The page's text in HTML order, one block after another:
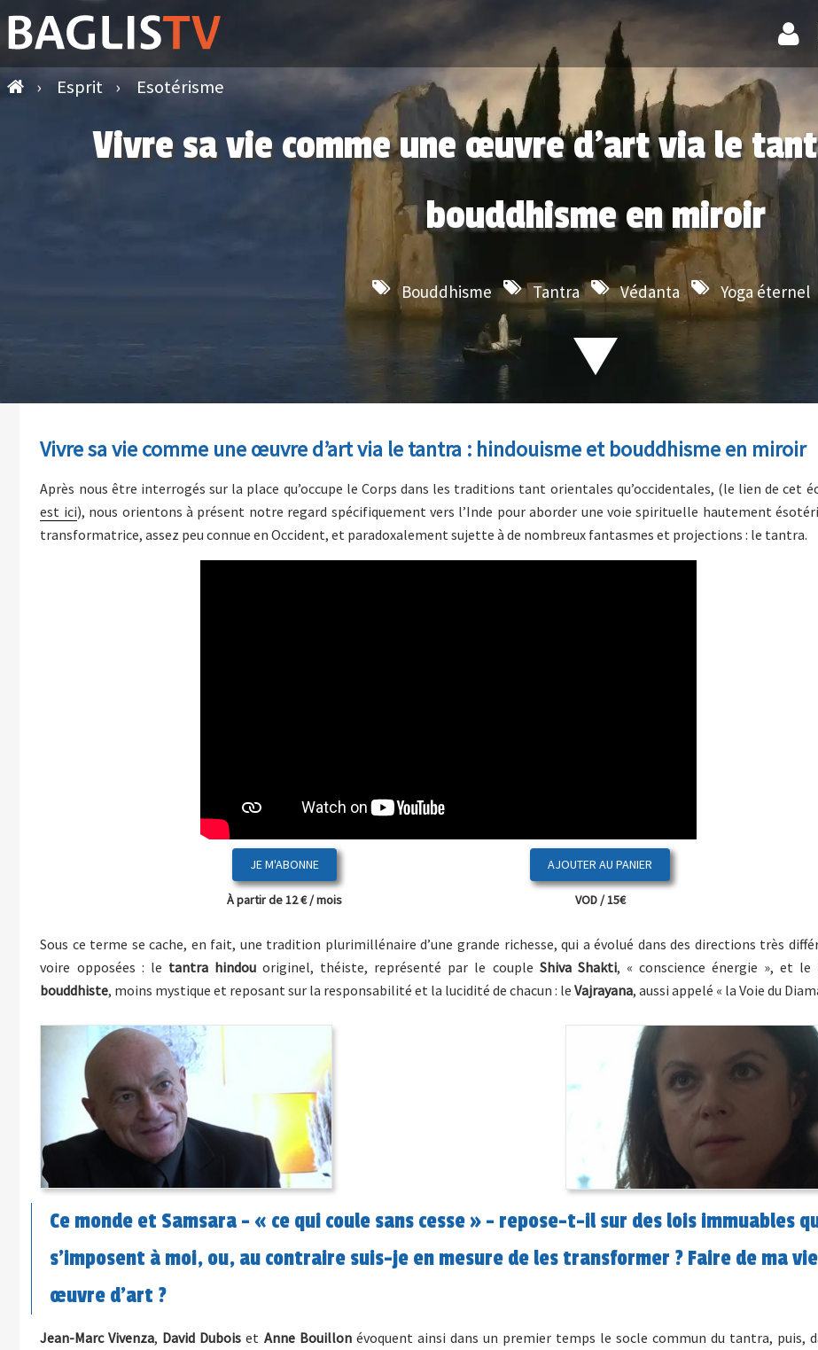
› Esprit › Esotérisme
Vivre sa vie comme une œuvre d’art via le
bouddhisme en miroir
Bouddhisme Tantra Védanta Yoga éternel
Vivre sa vie comme une œuvre d’art via le tantra : hindouisme et bouddhisme en miroir
Après nous être interrogés sur la place qu’occupe le Corps dans les traditions tant orientales qu’occidentales, (le lien de cet
est ici), nous orientons à présent notre regard spécifiquement vers l’Inde pour aborder une voie spirituelle hautement
transformatrice, assez peu connue en Occident, et paradoxalement sujette à de nombreux fantasmes et projections : le tantra.
JE M'ABONNE
À partir de 12 € / mois VOD / 15€
Sous ce terme se cache, en fait, une tradition plurimillénaire d’une grande richesse, qui a évolué dans des directions très
voire opposées : le tantra hindouoriginel, théiste, représenté par le couple Shiva Shakti, « conscience énergie », et le
bouddhiste, moins mystique et reposant sur la responsabilité et la lucidité de chacun : leVajrayana, aussi appelé « la Voie du
Ce monde et Samsara - « ce qui coule sans cesse » - repose-t-il sur des lois immuables
s’imposent à moi, ou, au contraire suis-je en mesure de les transformer ? Faire de ma
œuvre d’art ?
Jean-Marc Vivenza, David Dubois et Anne Bouillonévoquent ainsi dans un premier temps le socle commun du tantra, puis,